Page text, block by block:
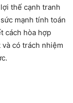
thế cạnh tranh
mạnh tính toán
cách hòa hợp
có trách nhiệm